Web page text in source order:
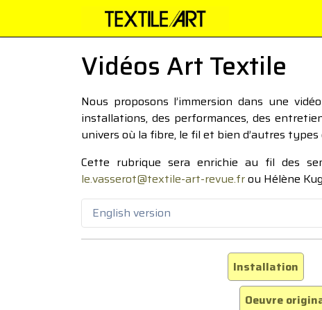
Vidéos Art Textile
Nous proposons l’immersion dans une
installations, des performances, des
univers où la fibre, le fil et bien d’autres
Cette rubrique sera enrichie au fil des
le.vasserot@textile-art-revue.frou Hélène
English version
Installation
Oeuvre